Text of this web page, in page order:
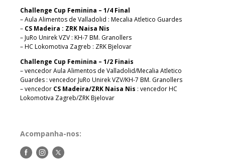
Challenge Cup Feminina – 1/4 Final
– Aula Alimentos de Valladolid : Mecalia Atletico Guardes
– CS Madeira : ZRK Naisa Nis
– JuRo Unirek VZV : KH-7 BM. Granollers
– HC Lokomotiva Zagreb : ZRK Bjelovar
Challenge Cup Feminina – 1/2 Finais
– vencedor Aula Alimentos de Valladolid/Mecalia Atletico
Guardes : vencedor JuRo Unirek VZV/KH-7 BM. Granollers
– vencedor CS Madeira/ZRK Naisa Nis : vencedor HC
Lokomotiva Zagreb/ZRK Bjelovar
Acompanha-nos:
Siga-Siga-Siga-